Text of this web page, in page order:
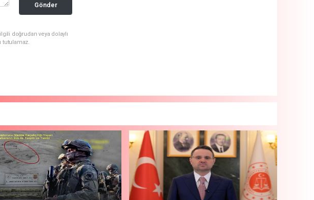
Gönder
doğrudan veya dolaylı
tutulamaz.